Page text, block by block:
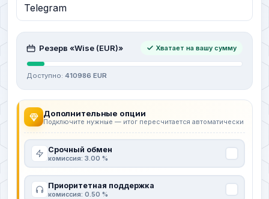
Резерв «Wise (EUR)» Хватает на вашу сумму
Доступно: 410986 EUR
Дополнительные опции
Подключите нужные — итог пересчитается автоматически
Срочный обмен
комиссия: 3.00 %
Приоритетная поддержка
комиссия: 0.50 %